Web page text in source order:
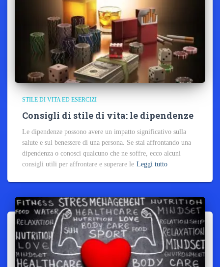
STILE DI VITA ED ESERCIZI
Consigli di stile di vita: le dipendenze
Le dipendenze possono avere un impatto significativo sulla
salute e sul benessere di una persona. Se stai affrontando una
dipendenza o conosci qualcuno che ne soffre, ecco alcuni
consigli utili per affrontare e superare le Leggi tutto